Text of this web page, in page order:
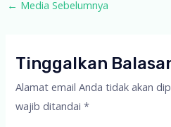
← Media Sebelumnya
Tinggalkan
Alamat email Anda tidak akan
wajib ditandai*